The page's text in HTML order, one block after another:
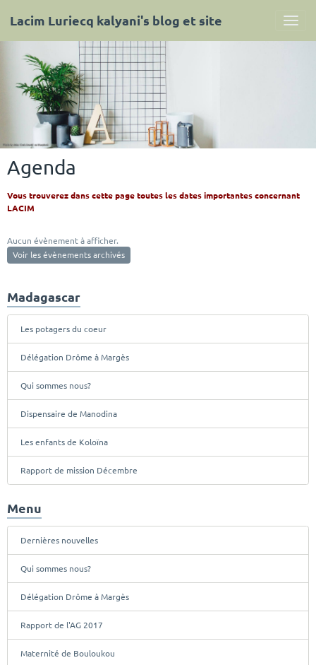
Lacim Luriecq kalyani's blog et site
Agenda
Vous trouverez dans cette page toutes les dates importantes concernant
LACIM
Aucun évènement à afficher.
Voir les évènements archivés
Madagascar
Les potagers du coeur
Délégation Drôme à Margès
Qui sommes nous?
Dispensaire de Manodina
Les enfants de Koloïna
Rapport de mission Décembre
Menu
Dernières nouvelles
Qui sommes nous?
Délégation Drôme à Margès
Rapport de l'AG 2017
Maternité de Bouloukou